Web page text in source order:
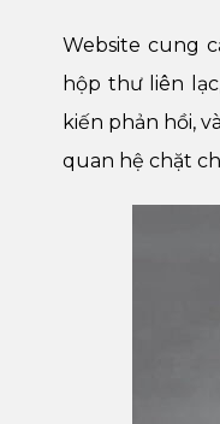
Website cung
hộp thư liên
kiến phản hồi,
quan hệ chặt